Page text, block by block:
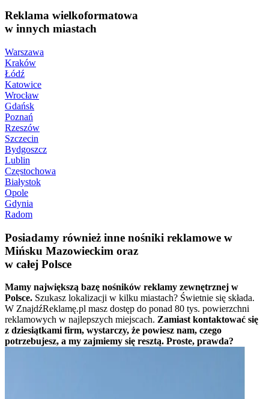
Reklama wielkoformatowa
w innych miastach
Warszawa
Kraków
Łódź
Katowice
Wrocław
Gdańsk
Poznań
Rzeszów
Szczecin
Bydgoszcz
Lublin
Częstochowa
Białystok
Opole
Gdynia
Radom
Posiadamy również inne nośniki reklamowe w
Mińsku Mazowieckim oraz
w całej Polsce
Mamy największą bazę nośników reklamy zewnętrznej w
Polsce. Szukasz lokalizacji w kilku miastach? Świetnie się składa.
W ZnajdźReklamę.pl masz dostęp do ponad 80 tys. powierzchni
reklamowych w najlepszych miejscach. Zamiast kontaktować się
z dziesiątkami firm, wystarczy, że powiesz nam, czego
potrzebujesz, a my zajmiemy się resztą. Proste, prawda?